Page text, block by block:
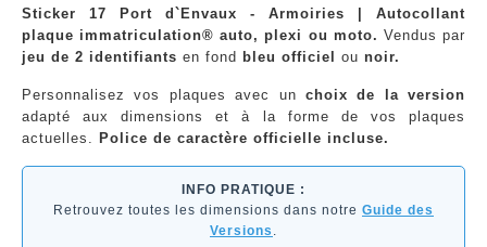
Sticker 17 Port d`Envaux - Armoiries | Autocollant
plaque immatriculation® auto, plexi ou moto. Vendus par
jeu de 2 identifiants en fond bleu officiel ou noir.
Personnalisez vos plaques avec un choix de la version
adapté aux dimensions et à la forme de vos plaques
actuelles. Police de caractère officielle incluse.
INFO PRATIQUE :
Retrouvez toutes les dimensions dans notre Guide des
Versions .